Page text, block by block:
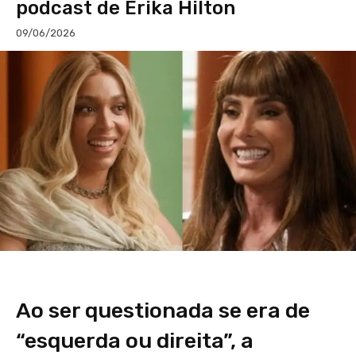
podcast de Erika Hilton
09/06/2026
Ao ser questionada se era de
“esquerda ou direita”, a